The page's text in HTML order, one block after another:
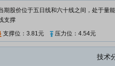
期股价位于五日线和六十线之间，处于量
支撑
支撑位：3.81元
压力位：4.54元
技术